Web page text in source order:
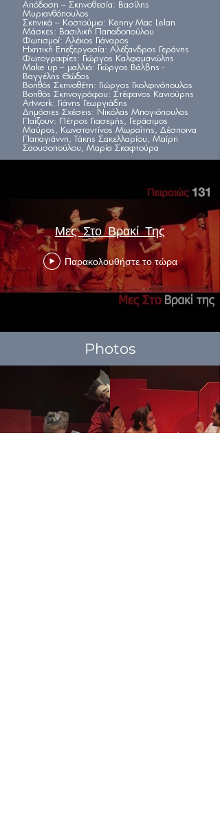
Απόδοση – Σκηνοθεσία: Βασίλης
Μυριανθόπουλος
Σκηνικά – Κοστούμια: Kenny Mac Lelan
Μάσκες: Βασιλική Παπαδοπούλου
Φωτισμοί: Αλέκος Γιάναρος
Ηχητική Επεξεργασία: Αλέξανδρος Γεράνης
Φωτογραφίες: Γιώργος Καλφαμανώλης
Make up – μαλλιά: Γιώργος Βάλβης -
Βαγγέλης Θώδος
Βοηθός Σκηνοθέτη: Γιώργος Γκολφινόπουλος
Βοηθός Σκηνογράφου: Στέφανος Κανιούρης
Artwork: Γιάνης Γεωργιάδης
Δημόσιες Σχέσεις: Νικόλας Μπογιόπουλος
Παίζουν: Πέτρος Γιασεμής, Γεράσιμος
Μαύρος, Κωνσταντίνος Μωραΐτης, Δέσποινα
Παπαγιάννη, Τάκης Σακελλαρίου, Μαίρη
Σαουσοπούλου, Μαρία Σκαφτούρα
Μες Στο Βρακί Της
Παρακολουθήστε το τώρα
Photos